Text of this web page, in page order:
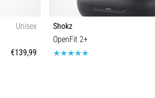
Unisex
€139,99
Shokz
OpenFit 2+